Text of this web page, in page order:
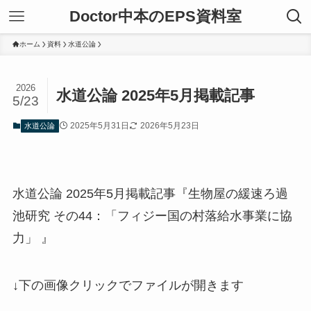
Doctor中本のEPS資料室
ホーム 資料 水道公論
水道公論 2025年5月掲載記事
2026
5/23
水道公論 2025年5月31日 2026年5月23日
水道公論 2025年5月掲載記事『生物屋の緩速ろ過
池研究 その44：「フィジー国の村落給水事業に協
力」 』
↓下の画像クリックでファイルが開きます